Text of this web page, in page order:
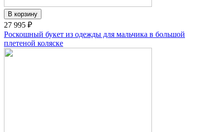
27 995 ₽
Роскошный букет из одежды для мальчика в большой
плетеной коляске